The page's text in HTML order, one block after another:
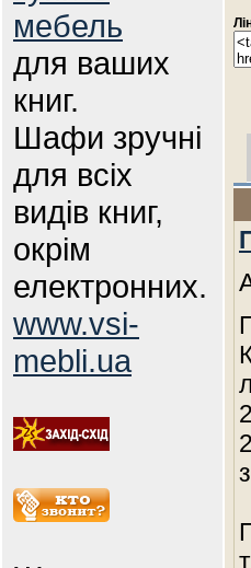
мебель
для ваших
книг.
Шафи зручні
для всіх
видів книг,
окрім
електронних.
www.vsi-
mebli.ua